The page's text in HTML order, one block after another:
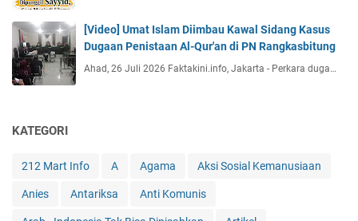
[Video] Umat Islam Diimbau Kawal Sidang Kasus
Dugaan Penistaan Al-Qur'an di PN Rangkasbitung
Ahad, 26 Juli 2026 Faktakini.info, Jakarta - Perkara duga…
KATEGORI
212 Mart Info A Agama Aksi Sosial Kemanusiaan
Anies Antariksa Anti Komunis